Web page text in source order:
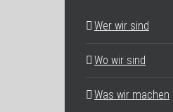
Wer wir sind
Wo wir sind
Was wir machen